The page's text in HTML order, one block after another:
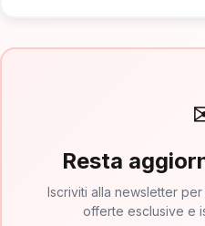
Resta
Iscriviti alla newsletter
offerte esclusive e